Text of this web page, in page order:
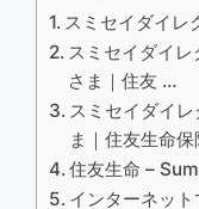
スミセイダイレ
スミセイダイ
さま｜住友 …
スミセイダイ
ま｜住友生命保
住友生命 –
インターネッ